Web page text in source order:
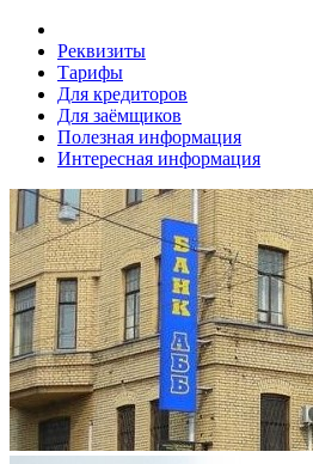
Реквизиты
Тарифы
Для кредиторов
Для заёмщиков
Полезная информация
Интересная информация